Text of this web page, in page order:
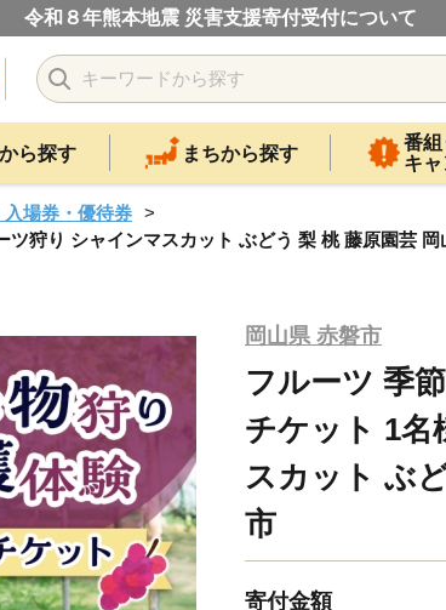
令和８年熊本地震 災害支援寄付受付について
ら探す まちから探す
番組
キ
入場券・優待券
狩り シャインマスカット ぶどう 梨 桃 藤原園芸 岡
岡山県 赤磐市
フルーツ 季
チケット 1名
スカット ぶ
市
寄付金額